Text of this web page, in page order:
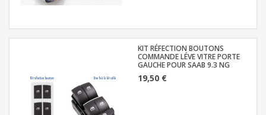
KIT RÉFECTION BOUTONS
COMMANDE LÉVE VITRE PORTE
GAUCHE POUR SAAB 9.3 NG
19,50 €